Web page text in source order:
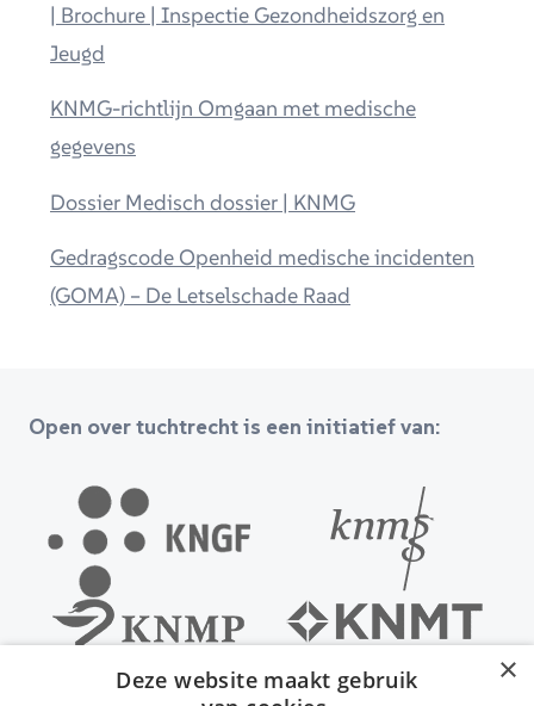
| Brochure | Inspectie Gezondheidszorg en
Jeugd
KNMG-richtlijn Omgaan met medische
gegevens
Dossier Medisch dossier | KNMG
Gedragscode Openheid medische incidenten
(GOMA) – De Letselschade Raad
Open over tuchtrecht is een initiatief van:
×
Deze website maakt gebruik